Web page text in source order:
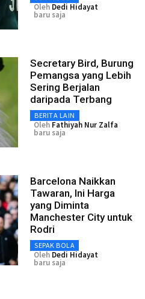
Oleh Dedi Hidayat
baru saja
Secretary Bird, Burung
Pemangsa yang Lebih
Sering Berjalan
daripada Terbang
BERITA LAIN
Oleh Fathiyah Nur Zalfa
baru saja
Barcelona Naikkan
Tawaran, Ini Harga
yang Diminta
Manchester City untuk
Rodri
SEPAK BOLA
Oleh Dedi Hidayat
baru saja